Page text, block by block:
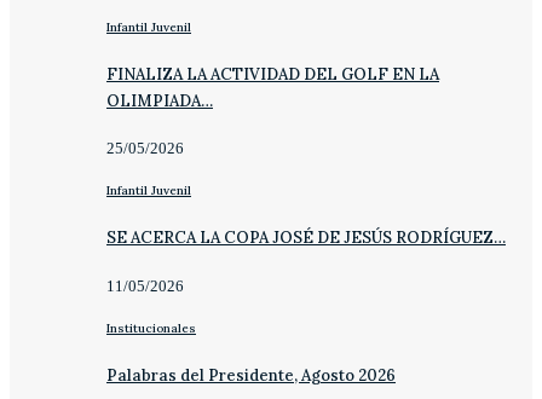
Infantil Juvenil
FINALIZA LA ACTIVIDAD DEL GOLF EN LA
OLIMPIADA…
25/05/2026
Infantil Juvenil
SE ACERCA LA COPA JOSÉ DE JESÚS RODRÍGUEZ…
11/05/2026
Institucionales
Palabras del Presidente, Agosto 2026